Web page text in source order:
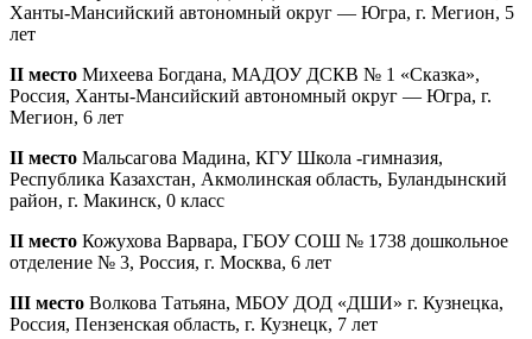
Ханты-Мансийский автономный округ — Югра, г. Мегион, 5
лет
II место Михеева Богдана, МАДОУ ДСКВ № 1 «Сказка»,
Россия, Ханты-Мансийский автономный округ — Югра, г.
Мегион, 6 лет
II место Мальсагова Мадина, КГУ Школа -гимназия,
Республика Казахстан, Акмолинская область, Буландынский
район, г. Макинск, 0 класс
II место Кожухова Варвара, ГБОУ СОШ № 1738 дошкольное
отделение № 3, Россия, г. Москва, 6 лет
III место Волкова Татьяна, МБОУ ДОД «ДШИ» г. Кузнецка,
Россия, Пензенская область, г. Кузнецк, 7 лет